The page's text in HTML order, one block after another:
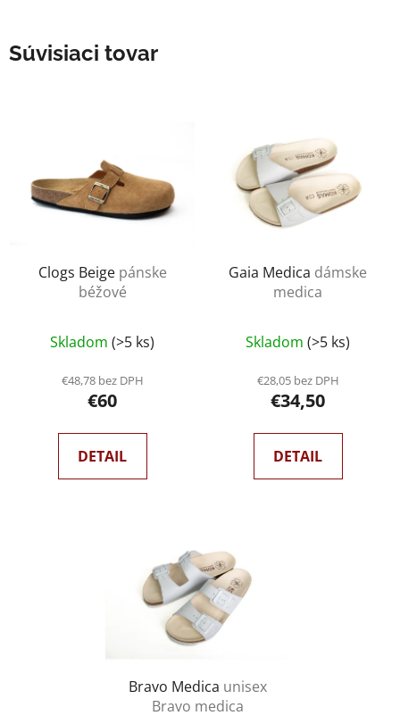
Súvisiaci tovar
Clogs Beige pánske
béžové
Skladom (>5 ks)
€48,78 bez DPH
€60
DETAIL
Gaia Medica dámske
medica
Skladom (>5 ks)
€28,05 bez DPH
€34,50
DETAIL
Bravo Medica unisex
Bravo medica